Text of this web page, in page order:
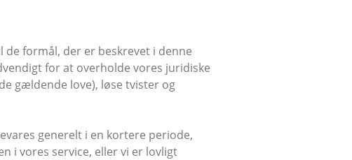
formål, der er beskrevet i denne
for at overholde vores juridiske
gældende love), løse tvister og
generelt i en kortere periode,
i vores service, eller vi er lovligt